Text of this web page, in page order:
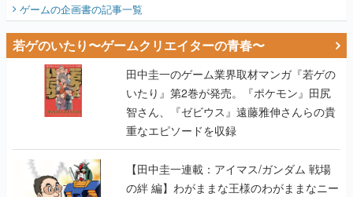
ゲームの企画書の記事一覧
若ゲのいたり〜ゲームクリエイターの青春〜
田中圭一のゲーム業界取材マンガ『若ゲの
いたり』第2巻が発売。『ポケモン』田尻
智さん、『ゼビウス』遠藤雅伸さんらの貴
重なエピソードを収録
【田中圭一連載：アイマス/ガンダム 戦場
の絆 編】わがままな王様のわがままなニー